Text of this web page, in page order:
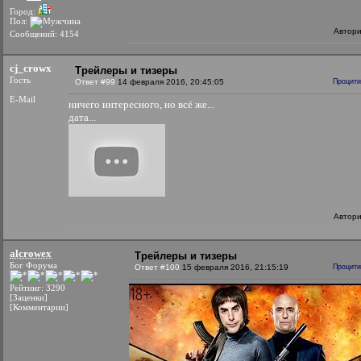
Город:
Пол:
Сообщений: 4154
cj_crowx
Гость
E-Mail
Трейлеры и тизеры
Ответ #99 14 февраля 2016, 20:45:05
ничего интересного, но всё же...
дата...
alcrowex
Бог Форума
Рейтинг: 3290
[Заценки]
[Комментарии]
Трейлеры и тизеры
Ответ #100 15 февраля 2016, 21:15:19